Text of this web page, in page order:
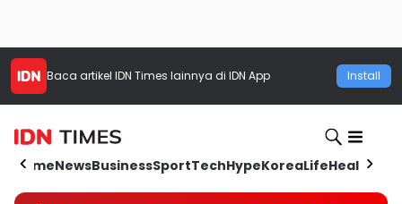
Baca artikel IDN Times lainnya di IDN App Install
HomeNewsBusinessSportTechHypeKoreaLifeHealth